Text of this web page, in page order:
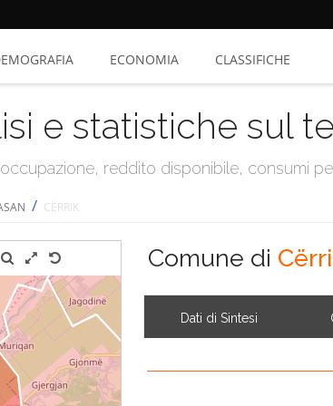
ECONOMIA CLASSIFICHE
e statistiche sul
reddito disponibile, consumi
/ CËRRIK
Comune di
Dati di Sintesi